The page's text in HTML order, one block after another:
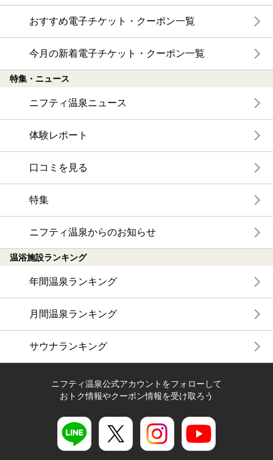
おすすめ電子チケット・クーポン一覧
今月の新着電子チケット・クーポン一覧
特集・ニュース
ニフティ温泉ニュース
体験レポート
口コミを見る
特集
ニフティ温泉からのお知らせ
温浴施設ランキング
年間温泉ランキング
月間温泉ランキング
サウナランキング
ニフティ温泉公式アカウントをフォローして
おトク情報やクーポン情報を受け取ろう